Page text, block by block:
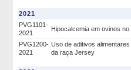
2021
PVG1101-
2021
Hipocalcemia em ovinos no
PVG1200-
2021
Uso de aditivos
da raça Jersey